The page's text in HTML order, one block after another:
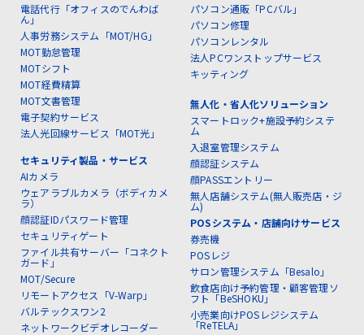
電話代行「オフィスのでんわば
ん」
人事労務システム「MOT/HG」
MOT勤怠管理
MOTシフト
MOT経費精算
MOT文書管理
電子契約サービス
法人光回線サービス「MOT光」
セキュリティ製品・サービス
AIカメラ
ウェアラブルカメラ（ボディカメ
ラ）
顔認証IDパスワード管理
セキュリティゲート
ファイル共有サーバー「コネクト
ガード」
MOT/Secure
リモートアクセス「V-Warp」
バルテックスワン2
ネットワークビデオレコーダー
パソコン通販「PCバル」
パソコン修理
パソコンレンタル
法人PCワンストップサービス
キッティング
無人化・省人化ソリューション
スマートロック+施設予約システ
ム
入退室管理システム
顔認証システム
顔PASSエントリー
無人店舗システム(無人販売店・ジ
ム)
POSシステム・店舗向けサービス
券売機
POSレジ
サロン管理システム「Besalo」
飲食店向け予約管理・顧客管理ソ
フト「BeSHOKU」
小売業向けPOSレジシステム
「ReTELA」